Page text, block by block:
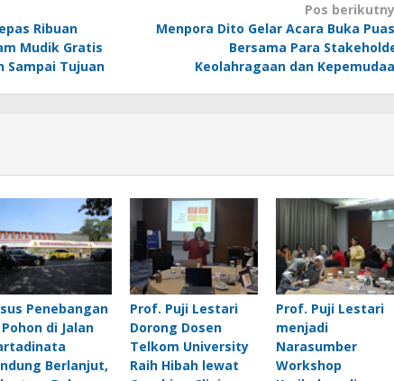
Ribuan
Mudik Gratis
Sampai Tujuan
Pos
Menpora Dito Gelar Acara Buka
Bersama Para
Keolahragaan dan
Penebangan
Pohon di Jalan
Berlanjut,
Prof. Puji Lestari
Dorong Dosen
Telkom University
Raih Hibah lewat
Prof. Puji Lestari
menjadi
Narasumber
Workshop